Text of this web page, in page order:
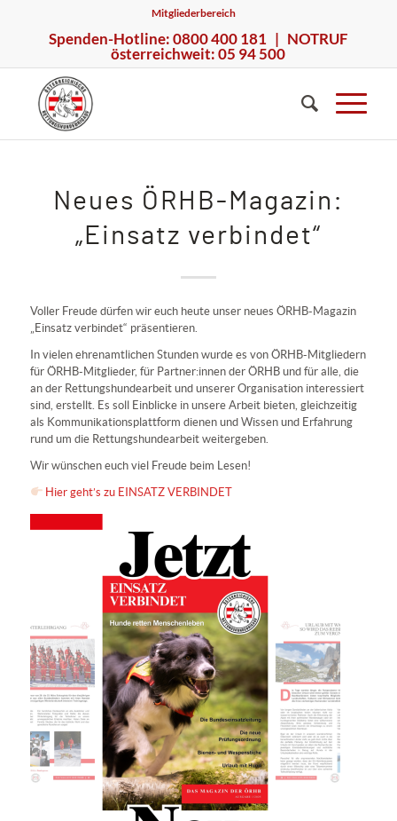
Mitgliederbereich
Spenden-Hotline: 0800 400 181 | NOTRUF
österreichweit: 05 94 500
Neues ÖRHB-Magazin:
„Einsatz verbindet“
Voller Freude dürfen wir euch heute unser neues ÖRHB-Magazin
„Einsatz verbindet“ präsentieren.
In vielen ehrenamtlichen Stunden wurde es von ÖRHB-Mitgliedern
für ÖRHB-Mitglieder, für Partner:innen der ÖRHB und für alle, die
an der Rettungshundearbeit und unserer Organisation interessiert
sind, erstellt. Es soll Einblicke in unsere Arbeit bieten, gleichzeitig
als Kommunikationsplattform dienen und Wissen und Erfahrung
rund um die Rettungshundearbeit weitergeben.
Wir wünschen euch viel Freude beim Lesen!
Hier geht’s zu EINSATZ VERBINDET